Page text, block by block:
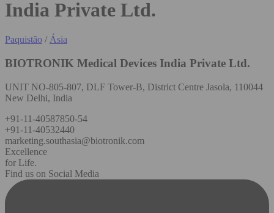
India Private Ltd.
Paquistão / Ásia
BIOTRONIK Medical Devices India Private Ltd.
UNIT NO-805-807, DLF Tower-B, District Centre Jasola, 110044
New Delhi, India
+91-11-40587850-54
+91-11-40532440
marketing.southasia@biotronik.com
Excellence
for Life.
Find us on Social Media